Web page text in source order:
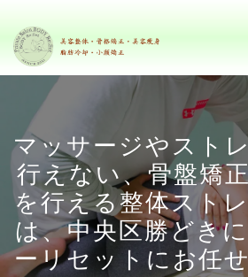
マッサージやスト
行えない、骨盤矯
を行える整体スト
は、中央区勝どき
ーリセットにお任